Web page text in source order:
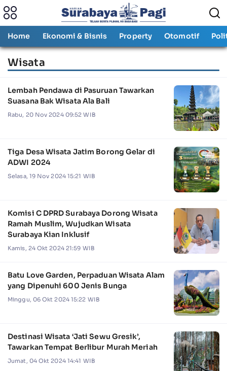
Home Ekonomi & Bisnis Property Otomotif
Wisata
Lembah Pendawa di Pasuruan Tawarkan
Suasana Bak Wisata Ala Bali
Rabu, 20 Nov 2024 09:52 WIB
Tiga Desa Wisata Jatim Borong Gelar di
ADWI 2024
Selasa, 19 Nov 2024 15:21 WIB
Komisi C DPRD Surabaya Dorong Wisata
Ramah Muslim, Wujudkan Wisata
Surabaya Kian Inklusif
Kamis, 24 Okt 2024 21:59 WIB
Batu Love Garden, Perpaduan Wisata Alam
yang Dipenuhi 600 Jenis Bunga
Minggu, 06 Okt 2024 15:22 WIB
Destinasi Wisata ‘Jati Sewu Gresik’,
Tawarkan Tempat Berlibur Murah Meriah
Jumat, 04 Okt 2024 14:41 WIB